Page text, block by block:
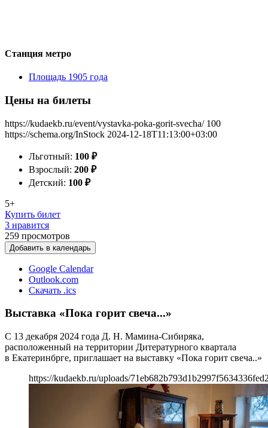
Станция метро
Площадь 1905 года
Цены на билеты
https://kudaekb.ru/event/vystavka-poka-gorit-svecha/ 100
https://schema.org/InStock 2024-12-18T11:13:00+03:00
Льготный: 100 ₽
Взрослый: 200 ₽
Детский: 100 ₽
5+
Купить билет
3 нравится
259 просмотров
Добавить в календарь
Google Calendar
Outlook.com
Скачать .ics
Выставка «Пока горит свеча...»
С 13 декабря 2024 года Д. Н. Мамина-Сибиряка,
расположенный на территории Дитературного квартала
в Екатеринбрге, приглашает на выставку «Пока горит свеча..»
https://kudaekb.ru/uploads/